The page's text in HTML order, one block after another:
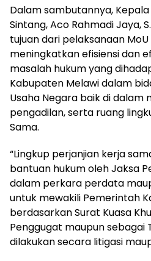
Dalam sambutannya,
Sintang, Aco Rahmadi Jaya,
tujuan dari pelaksanaan
meningkatkan efisiensi dan
masalah hukum yang
Kabupaten Melawi dalam
Usaha Negara baik di dalam
pengadilan, serta ruang
Sama.
“Lingkup perjanjian kerja
bantuan hukum oleh Jaksa
dalam perkara perdata
untuk mewakili Pemerintah
berdasarkan Surat Kuasa
Penggugat maupun sebagai
dilakukan secara litigasi